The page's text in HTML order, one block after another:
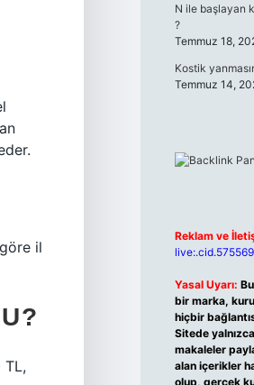
il
TL,
N ile başlayan
?
Temmuz 18,
Kostik
Temmuz 14,
Reklam ve
Yasal Uyarı:
bir marka,
hiçbir
Sitede
makaleler
alan içerikler
olup, gerçek